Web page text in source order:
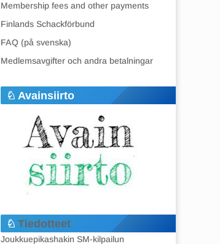
Membership fees and other payments
Finlands Schackförbund
FAQ (på svenska)
Medlemsavgifter och andra betalningar
Avainsiirto
Tiedotteet
Joukkuepikashakin SM-kilpailun